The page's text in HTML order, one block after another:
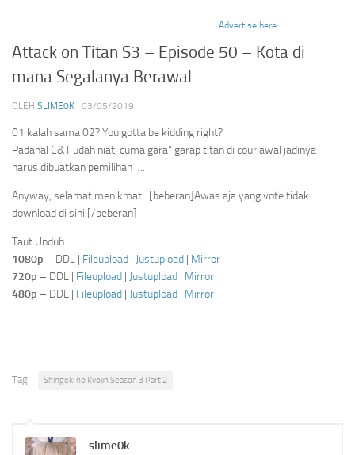
Advertise here
Attack on Titan S3 – Episode 50 – Kota di
mana Segalanya Berawal
OLEH SLIME0K · 03/05/2019
01 kalah sama 02? You gotta be kidding right?
Padahal C&T udah niat, cuma gara” garap titan di cour awal jadinya
harus dibuatkan pemilihan ….
Anyway, selamat menikmati. [beberan]Awas aja yang vote tidak
download di sini.[/beberan]
Taut Unduh:
1080p – DDL | Fileupload | Justupload | Mirror
720p – DDL | Fileupload | Justupload | Mirror
480p – DDL | Fileupload | Justupload | Mirror
Tag: Shingeki no Kyojin Season 3 Part 2
slime0k